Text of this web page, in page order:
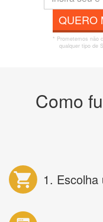
QUERO
* Prometemos não
qualquer tipo de
Como
1.